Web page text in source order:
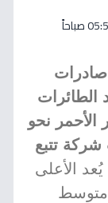
صادرات
الطائرات
الأحمر نحو
شركة تتبع
الأعلى
متوسط